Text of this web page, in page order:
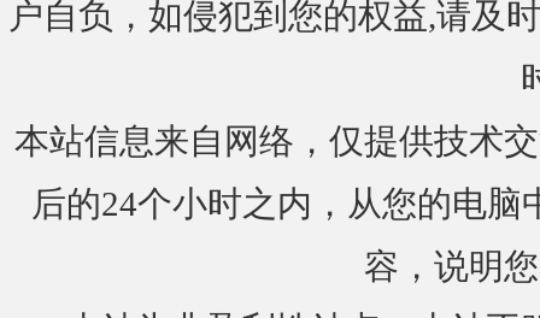
户自负，如侵犯到您的权益,请及
本站信息来自网络，仅提供技术
后的24个小时之内，从您的电
容，说明